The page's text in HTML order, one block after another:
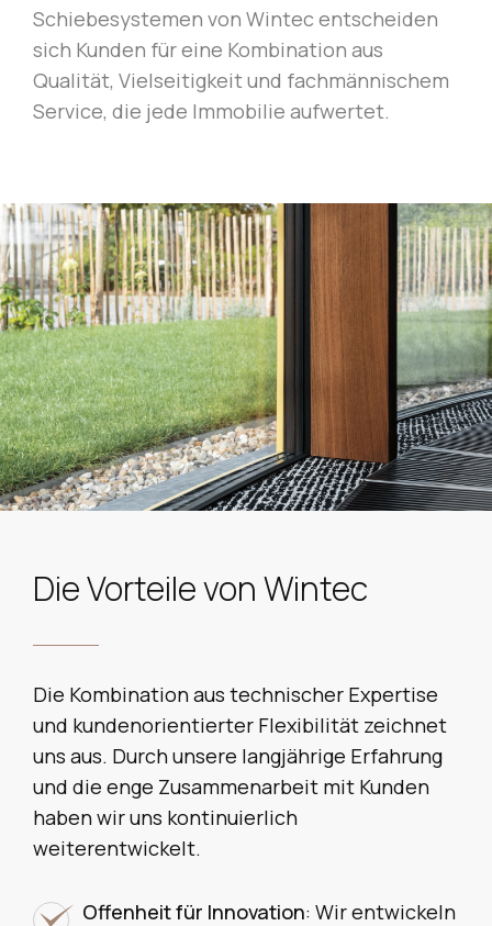
Schiebesystemen von Wintec entscheiden
sich Kunden für eine Kombination aus
Qualität, Vielseitigkeit und fachmännischem
Service, die jede Immobilie aufwertet.
Die Vorteile von Wintec
Die Kombination aus technischer Expertise
und kundenorientierter Flexibilität zeichnet
uns aus. Durch unsere langjährige Erfahrung
und die enge Zusammenarbeit mit Kunden
haben wir uns kontinuierlich
weiterentwickelt.
Offenheit für Innovation: Wir entwickeln